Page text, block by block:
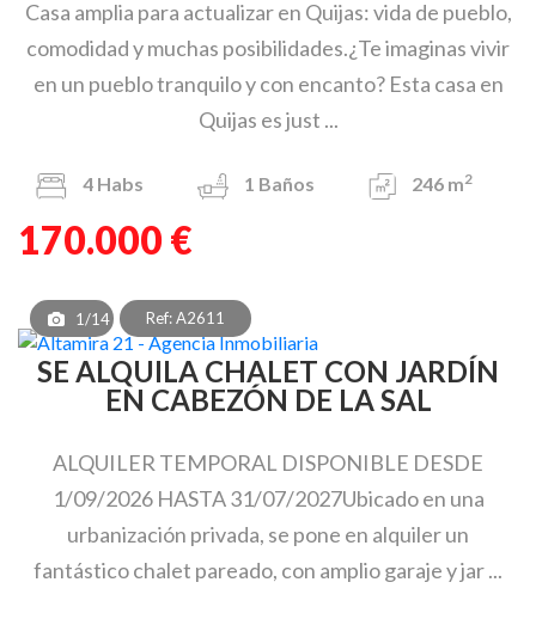
Casa amplia para actualizar en Quijas: vida de pueblo,
comodidad y muchas posibilidades.¿Te imaginas vivir
en un pueblo tranquilo y con encanto? Esta casa en
Quijas es just ...
4 Habs 1 Baños 246 m2
170.000 €
1/14 Ref: A2611
SE ALQUILA CHALET CON JARDÍN
EN CABEZÓN DE LA SAL
ALQUILER TEMPORAL DISPONIBLE DESDE
1/09/2026 HASTA 31/07/2027Ubicado en una
urbanización privada, se pone en alquiler un
fantástico chalet pareado, con amplio garaje y jar ...